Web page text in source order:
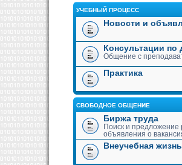
УЧЕБНЫЙ ПРОЦЕСС
Новости и
Консультации по
Общение с
Практика
СВОБОДНОЕ ОБЩЕНИЕ
Биржа труда
Поиск и
объявления о
Внеучебная